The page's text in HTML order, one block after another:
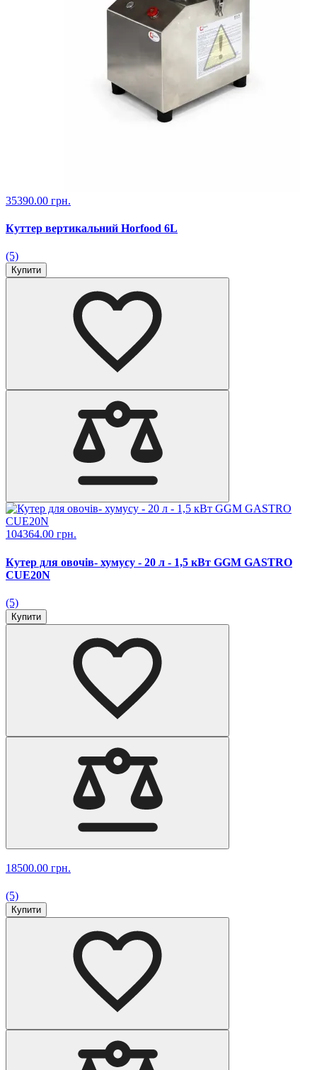
35390.00 грн.
Куттер вертикальний Horfood 6L
(5)
Купити
104364.00 грн.
Кутер для овочів- хумусу - 20 л - 1,5 кВт GGM GASTRO
CUE20N
(5)
Купити
18500.00 грн.
(5)
Купити